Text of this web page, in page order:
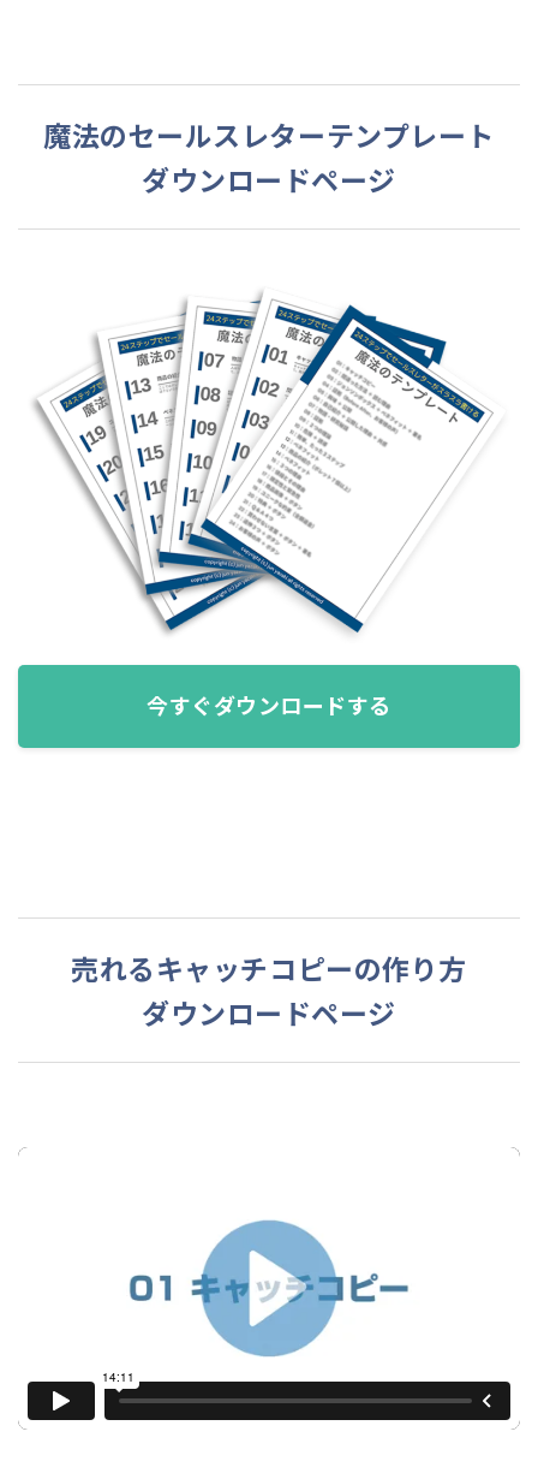
魔法のセールスレターテンプレート
ダウンロードページ
今すぐダウンロードする
売れるキャッチコピーの作り方
ダウンロードページ